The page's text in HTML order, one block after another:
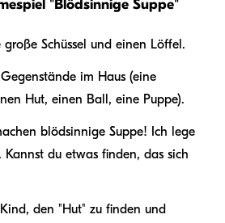
"Blödsinnige Suppe"
große Schüssel und einen Löffel.
im Haus (eine
Hut, einen Ball, eine Puppe).
blödsinnige Suppe! Ich lege
du etwas finden, das sich
den "Hut" zu finden und